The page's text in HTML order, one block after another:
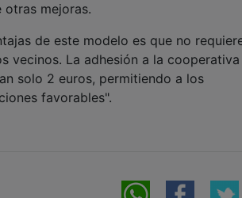
otras mejoras.
de este modelo es que no
vecinos. La adhesión a la cooperativa
solo 2 euros, permitiendo a los
favorables".